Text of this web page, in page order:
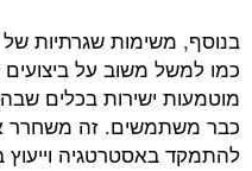
בנוסף, משימות שגרתיות
כמו למשל משוב על ביצועים
מוטמעות ישירות בכלים
כבר משתמשים. זה משחרר
להתמקד באסטרטגיה